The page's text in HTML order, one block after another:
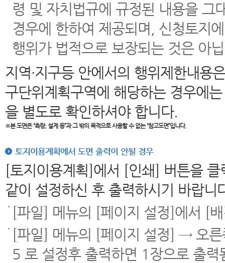
령 및 자치법규에 규정된 내용을 그
경우에 한하여 제공되며, 신청토지
행위가 법적으로 보장되는 것은 아
지역·지구등 안에서의 행위제한내용
구단위계획구역에 해당하는 경우에
을 별도로 확인하셔야 합니다.
※본 도면은“측량, 설계 등”과 그 밖의 목적으로 사용할 수 없는 “참고도면”입니다.
토지이용계획에서 도면 출력이 안될 경우
[토지이용계획]에서 [인쇄] 버튼을
같이 설정하신 후 출력하시기 바랍니
[파일] 메뉴의 [페이지 설정]에서 [
[파일] 메뉴의 [페이지 설정] → 오
5 로 설정후 출력하면 1장으로 출력